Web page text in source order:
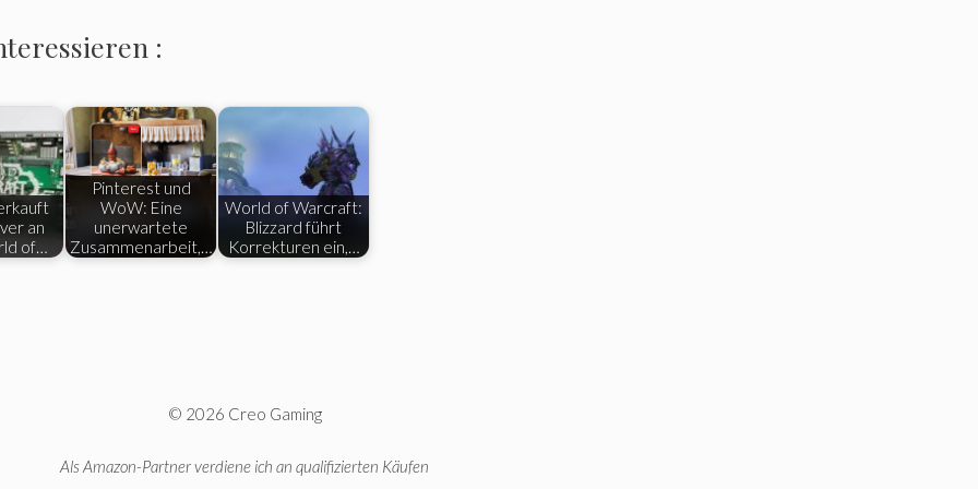
:
an
of…
Pinterest und
WoW: Eine
unerwartete
Zusammenarbeit,…
World of Warcraft:
Blizzard führt
Korrekturen ein,…
© 2026 Creo Gaming
Als Amazon-Partner verdiene ich an qualifizierten Käufen